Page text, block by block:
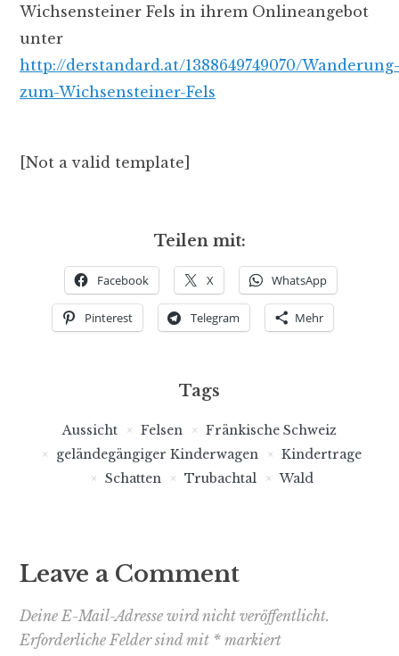
Wichsensteiner Fels in ihrem Onlineangebot
unter
http://derstandard.at/1388649749070/Wanderung-
zum-Wichsensteiner-Fels
[Not a valid template]
Teilen mit:
Facebook X WhatsApp
Pinterest Telegram Mehr
Tags
Aussicht Felsen
Fränkische Schweiz
geländegängiger Kinderwagen
Kindertrage
Schatten
Trubachtal Wald
Leave a Comment
Deine E-Mail-Adresse wird nicht veröffentlicht.
Erforderliche Felder sind mit *markiert